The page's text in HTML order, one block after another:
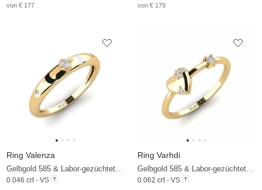
von € 177 von € 179
Ring Valenza
Gelbgold 585 & Labor-gezüchteter Diamant
0.046 crt - VS
Ring Varhdi
Gelbgold 585 & Labor-gezüchteter Diamant
0.062 crt - VS